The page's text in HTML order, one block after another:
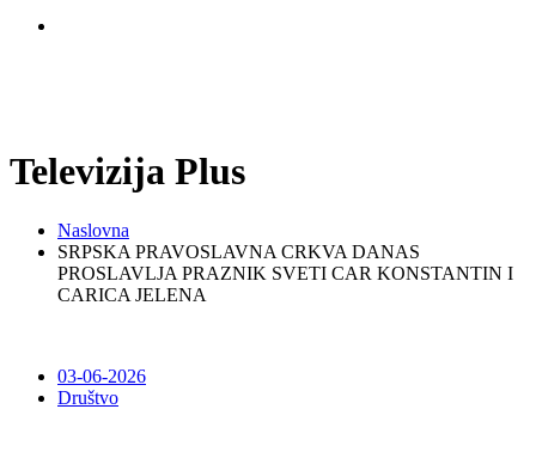
Televizija Plus
Naslovna
SRPSKA PRAVOSLAVNA CRKVA DANAS
PROSLAVLJA PRAZNIK SVETI CAR KONSTANTIN I
CARICA JELENA
03-06-2026
Društvo